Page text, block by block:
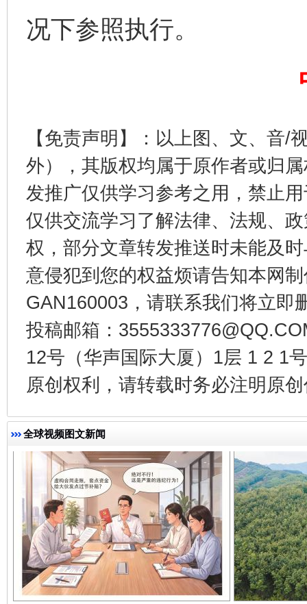
况下参照执行。
【免责声明】：以上图、文、音/
外），其版权均属于原作者或归
发推广仅供学习参考之用，禁止
仅供交流学习了解法律、法规、
权，部分文章转发推送时未能及
意侵犯到您的权益烦请告知本网
GAN160003，请联系我们将立即
投稿邮箱：
12号（华声国际大厦）1层 1 2 1
原创权利，请转载时务必注明原
全球视频图文新闻
东山县通报“牛蛙产品抗生素超标问题” 法
千年窑火 生生不息
揭开“小金库”的免责幌子